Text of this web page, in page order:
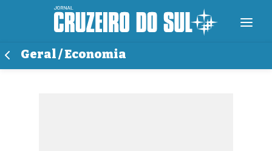
Geral / Economia